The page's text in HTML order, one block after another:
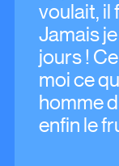
voulait, il
Jamais
jours !
moi ce
homme
enfin le